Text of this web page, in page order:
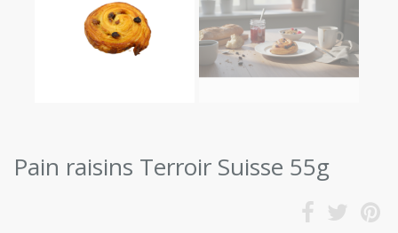
Pain raisins Terroir Suisse 55g